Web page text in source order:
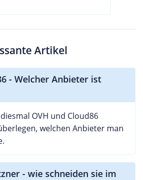
Artikel
- Welcher Anbieter ist
OVH und Cloud86
welchen Anbieter man
- wie schneiden sie im